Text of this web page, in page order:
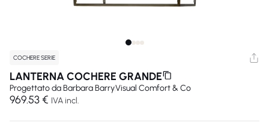
COCHERE SERIE
LANTERNA COCHERE GRANDE
Progettato daBarbara BarryVisual Comfort & Co
969.53 € IVA incl.